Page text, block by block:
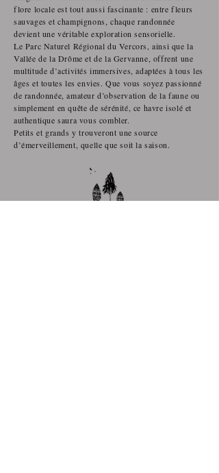
flore locale est tout aussi fascinante : entre fleurs
sauvages et champignons, chaque randonnée
devient une véritable exploration sensorielle.
Le Parc Naturel Régional du Vercors, ainsi que la
Vallée de la Drôme et de la Gervanne, offrent une
multitude d’activités immersives, adaptées à tous les
âges et toutes les envies. Que vous soyez passionné
de randonnée, amateur d’observation de la faune ou
simplement en quête de sérénité, ce havre isolé et
authentique saura vous combler.
Petits et grands y trouveront une source
d’émerveillement, quelle que soit la saison.